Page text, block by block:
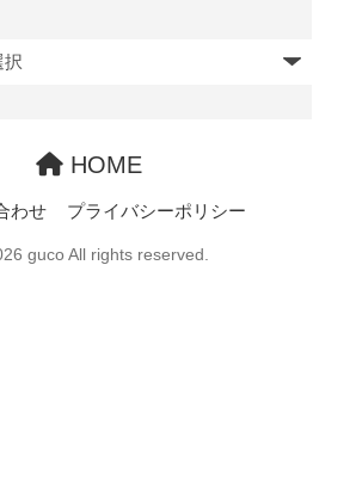
HOME
わせ プライバシーポリシー
guco All rights reserved.